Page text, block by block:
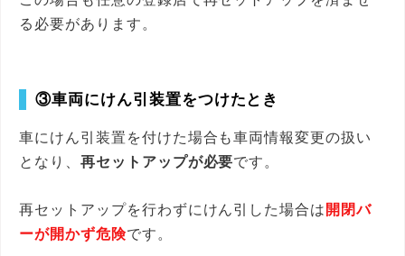
る必要があります。
③車両にけん引装置をつけたとき
車にけん引装置を付けた場合も車両情報変更の扱い
となり、 再セットアップが必要です。
再セットアップを行わずにけん引した場合は 開閉バ
ーが開かず危険です。